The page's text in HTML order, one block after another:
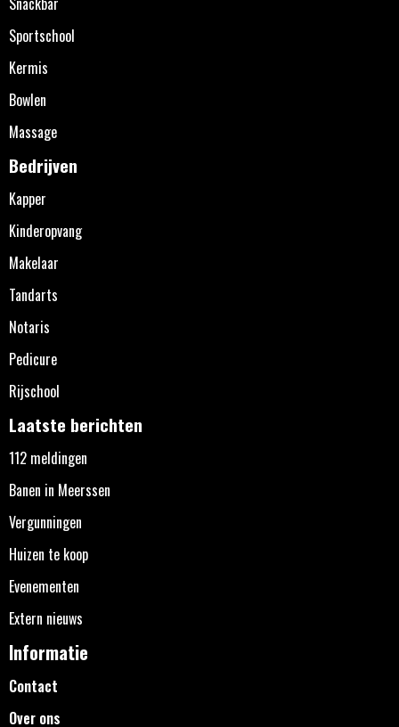
Sportschool
Kermis
Bowlen
Massage
Bedrijven
Kapper
Kinderopvang
Makelaar
Tandarts
Notaris
Pedicure
Rijschool
Laatste berichten
112 meldingen
Banen in Meerssen
Vergunningen
Huizen te koop
Evenementen
Extern nieuws
Informatie
Contact
Over ons